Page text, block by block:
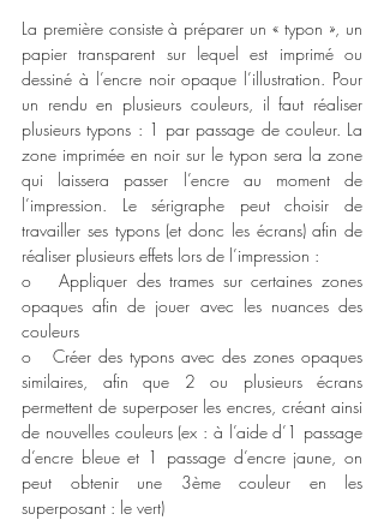
La première consiste à préparer un « typon », un
papier transparent sur lequel est imprimé ou
dessiné à l’encre noir opaque l’illustration. Pour
un rendu en plusieurs couleurs, il faut réaliser
plusieurs typons : 1 par passage de couleur. La
zone imprimée en noir sur le typon sera la zone
qui laissera passer l’encre au moment de
l’impression. Le sérigraphe peut choisir de
travailler ses typons (et donc les écrans) afin de
réaliser plusieurs effets lors de l’impression :
o   Appliquer des trames sur certaines zones
opaques afin de jouer avec les nuances des
couleurs
o   Créer des typons avec des zones opaques
similaires, afin que 2 ou plusieurs écrans
permettent de superposer les encres, créant ainsi
de nouvelles couleurs (ex : à l’aide d’1 passage
d’encre bleue et 1 passage d’encre jaune, on
peut obtenir une 3ème couleur en les
superposant : le vert)